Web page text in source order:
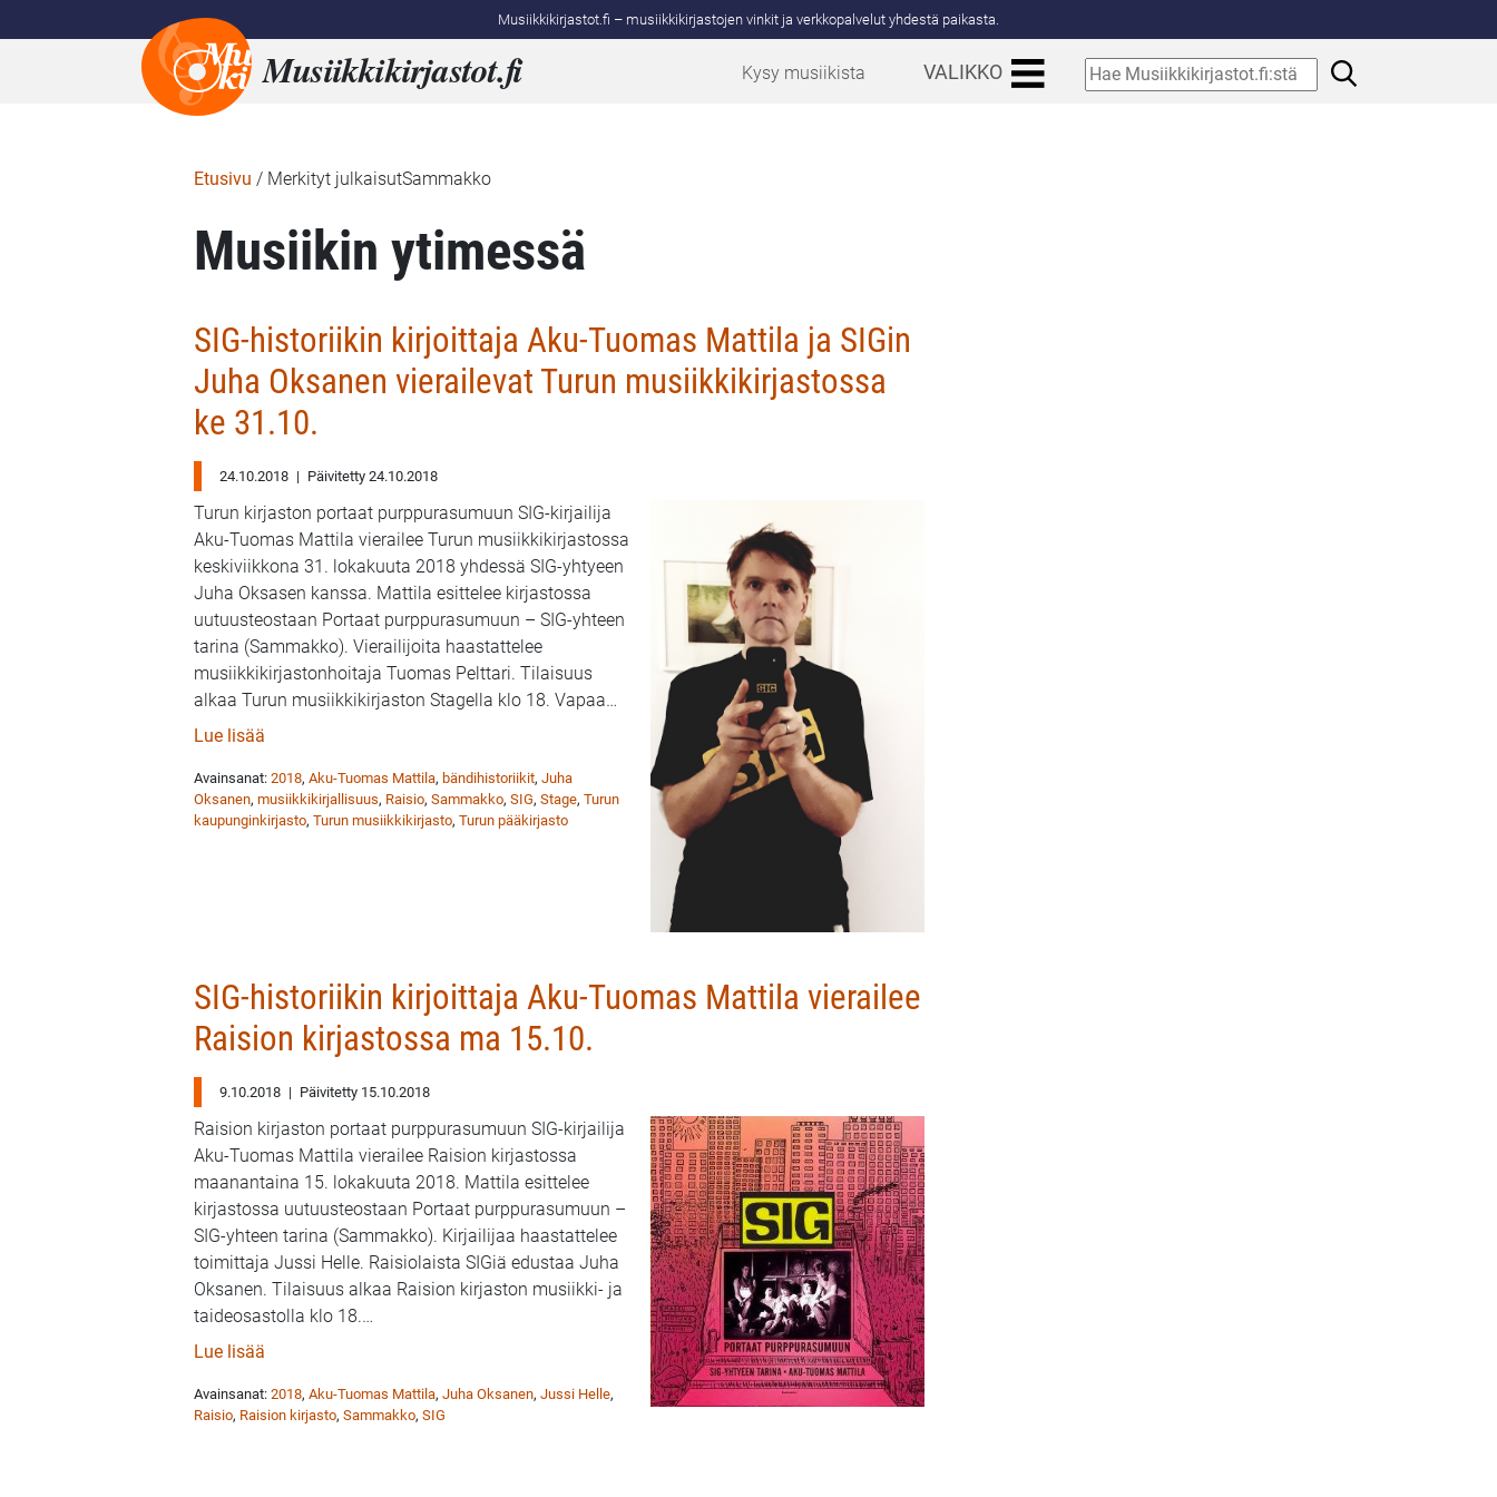
Musiikkikirjastot.fi – musiikkikirjastojen vinkit ja verkkopalvelut yhdestä paikasta.
Musiikkikirjastot.fi Kysy musiikista VALIKKO Hae
Etusivu / Merkityt julkaisutSammakko
Musiikin ytimessä
SIG-historiikin kirjoittaja Aku-Tuomas Mattila ja SIGin
Juha Oksanen vierailevat Turun musiikkikirjastossa
ke 31.10.
24.10.2018 | Päivitetty 24.10.2018
Turun kirjaston portaat purppurasumuun SIG-kirjailija
Aku-Tuomas Mattila vierailee Turun musiikkikirjastossa
keskiviikkona 31. lokakuuta 2018 yhdessä SIG-yhtyeen
Juha Oksasen kanssa. Mattila esittelee kirjastossa
uutuusteostaan Portaat purppurasumuun – SIG-yhteen
tarina (Sammakko). Vierailijoita haastattelee
musiikkikirjastonhoitaja Tuomas Pelttari. Tilaisuus
alkaa Turun musiikkikirjaston Stagella klo 18. Vapaa…
Lue lisää : SIG-historiikin kirjoittaja Aku-Tuomas Mattila ja SIGin Juha Oksanen vierailevat Turun musiikkikirjastossa ke 31.10.
Avainsanat: 2018, Aku-Tuomas Mattila, bändihistoriikit, Juha
Oksanen, musiikkikirjallisuus, Raisio, Sammakko, SIG, Stage, Turun
kaupunginkirjasto, Turun musiikkikirjasto, Turun pääkirjasto
SIG-historiikin kirjoittaja Aku-Tuomas Mattila vierailee
Raision kirjastossa ma 15.10.
9.10.2018 | Päivitetty 15.10.2018
Raision kirjaston portaat purppurasumuun SIG-kirjailija
Aku-Tuomas Mattila vierailee Raision kirjastossa
maanantaina 15. lokakuuta 2018. Mattila esittelee
kirjastossa uutuusteostaan Portaat purppurasumuun –
SIG-yhteen tarina (Sammakko). Kirjailijaa haastattelee
toimittaja Jussi Helle. Raisiolaista SIGiä edustaa Juha
Oksanen. Tilaisuus alkaa Raision kirjaston musiikki- ja
taideosastolla klo 18. …
Lue lisää : SIG-historiikin kirjoittaja Aku-Tuomas Mattila vierailee Raision kirjastossa ma 15.10.
Avainsanat: 2018, Aku-Tuomas Mattila, Juha Oksanen, Jussi Helle,
Raisio, Raision kirjasto, Sammakko, SIG